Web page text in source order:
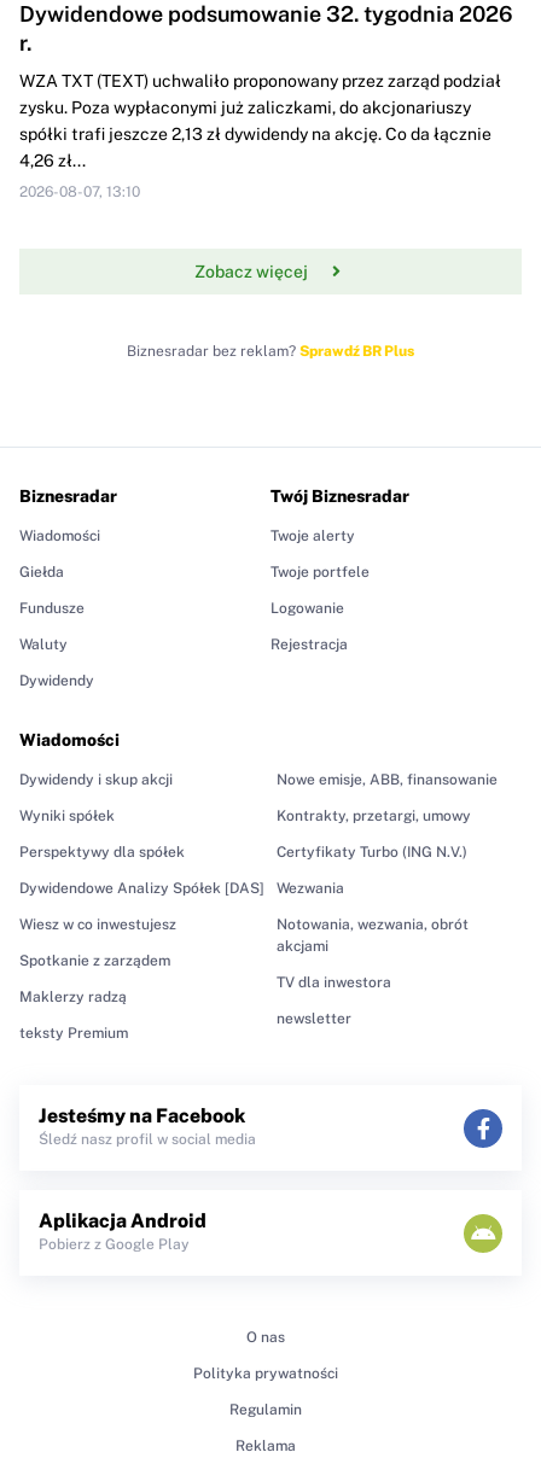
Dywidendowe podsumowanie 32. tygodnia 2026
r.
WZA TXT (TEXT) uchwaliło proponowany przez zarząd podział
zysku. Poza wypłaconymi już zaliczkami, do akcjonariuszy
spółki trafi jeszcze 2,13 zł dywidendy na akcję. Co da łącznie
4,26 zł...
2026-08-07, 13:10
Zobacz więcej
Biznesradar bez reklam? Sprawdź BR Plus
Biznesradar
Wiadomości
Giełda
Fundusze
Waluty
Dywidendy
Wiadomości
Dywidendy i skup akcji
Wyniki spółek
Perspektywy dla spółek
Dywidendowe Analizy Spółek [DAS]
Wiesz w co inwestujesz
Spotkanie z zarządem
Maklerzy radzą
teksty Premium
Nowe emisje, ABB, finansowanie
Kontrakty, przetargi, umowy
Certyfikaty Turbo (ING N.V.)
Wezwania
Notowania, wezwania, obrót
akcjami
TV dla inwestora
newsletter
Twój Biznesradar
Twoje alerty
Twoje portfele
Logowanie
Rejestracja
Jesteśmy na Facebook
Śledź nasz profil w social media
Aplikacja Android
Pobierz z Google Play
O nas
Polityka prywatności
Regulamin
Reklama